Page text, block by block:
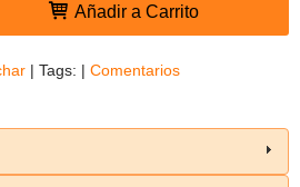
Añadir a Carrito
| Tags: | Comentarios